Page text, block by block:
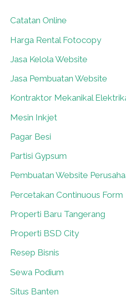
Catatan Online
Harga Rental Fotocopy
Jasa Kelola Website
Jasa Pembuatan Website
Kontraktor Mekanikal
Mesin Inkjet
Pagar Besi
Partisi Gypsum
Pembuatan Website
Percetakan Continuous Form
Properti Baru Tangerang
Properti BSD City
Resep Bisnis
Sewa Podium
Situs Banten